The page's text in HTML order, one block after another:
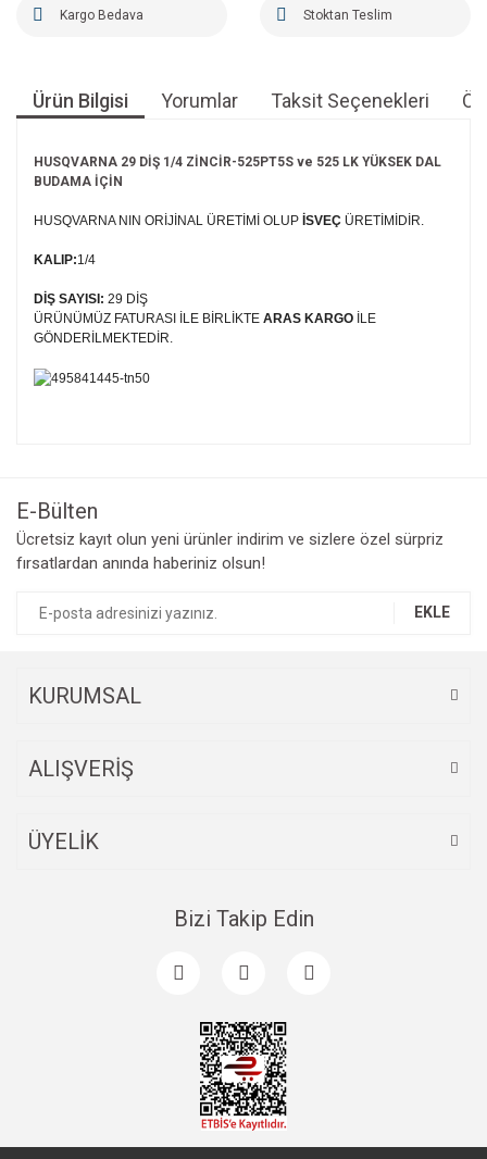
Kargo Bedava Stoktan Teslim
Ürün Bilgisi Yorumlar Taksit Seçenekleri
HUSQVARNA 29 DİŞ 1/4 ZİNCİR-525PT5S ve 525 LK YÜKSEK DAL
BUDAMA İÇİN
HUSQVARNA NIN ORİJİNAL ÜRETİMİ OLUP İSVEÇ ÜRETİMİDİR.
KALIP:1/4
DİŞ SAYISI: 29 DİŞ
ÜRÜNÜMÜZ FATURASI İLE BİRLİKTE ARAS KARGO İLE
GÖNDERİLMEKTEDİR.
Ürün resmi kalitesiz, bozuk veya görüntülenemiyor.
Ürün açıklamasında eksik bilgiler bulunuyor.
E-Bülten
Ücretsiz kayıt olun yeni ürünler indirim ve sizlere özel sürpriz
fırsatlardan anında haberiniz olsun!
EKLE
KURUMSAL
ALIŞVERİŞ
ÜYELİK
Bizi Takip Edin